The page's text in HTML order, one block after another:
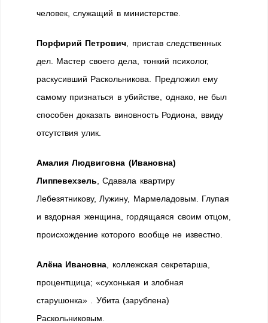
человек, служащий в министерстве.
Порфирий Петрович , пристав следственных
дел. Мастер своего дела, тонкий психолог,
раскусивший Раскольникова. Предложил ему
самому признаться в убийстве, однако, не был
способен доказать виновность Родиона, ввиду
отсутствия улик.
Амалия Людвиговна (Ивановна)
Липпевехзель , Сдавала квартиру
Лебезятникову, Лужину, Мармеладовым. Глупая
и вздорная женщина, гордящаяся своим отцом,
происхождение которого вообще не известно.
Алёна Ивановна , коллежская секретарша,
процентщица; «сухонькая и злобная
старушонка» . Убита (зарублена)
Раскольниковым.